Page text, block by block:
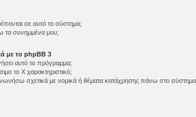
σε αυτό το σύστημα;
συνημμένα μου;
με το phpBB 3
αυτό το πρόγραμμα;
το Χ χαρακτηριστικό;
σχετικά με νομικά ή θέματα κατάχρησης πάνω στο